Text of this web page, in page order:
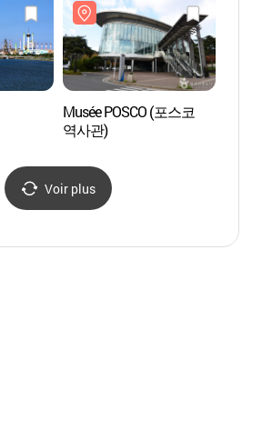
Musée POSCO (포스코
역사관)
Voir plus